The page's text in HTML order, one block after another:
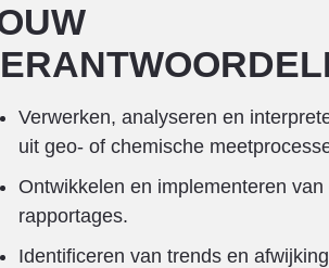
Verwerken, analyseren en
uit geo- of chemische
Ontwikkelen en implementeren
rapportages.
Identificeren van trends en